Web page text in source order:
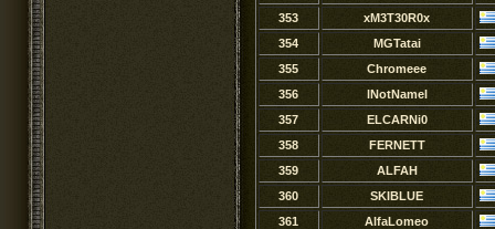
353
xM3T30R0x
354
MGTatai
355
Chromeee
356
lNotNamel
357
ELCARNi0
358
FERNETT
359
ALFAH
360
SKIBLUE
361
AlfaLomeo